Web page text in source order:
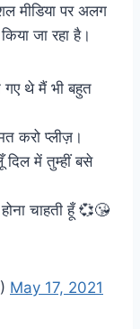
मीडिया पर अलग
जा रहा है।
थे मैं भी बहुत
करो प्लीज़।
में तुम्हीं बसे
चाहती हूँ 💞😘
May 17, 2021